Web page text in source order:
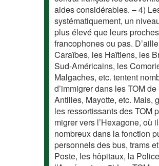
aides considérables. – 4)
systématiquement, un
plus élevé que leurs
francophones ou pas.
Caraïbes, les Haïtiens, les
Sud-Américains, les
Malgaches, etc. tentent
d’immigrer dans les TOM
Antilles, Mayotte, etc. Mais,
les ressortissants des TOM
migrer vers l’Hexagone, où
nombreux dans la fonction
personnels des bus, trams
Poste, les hôpitaux, la